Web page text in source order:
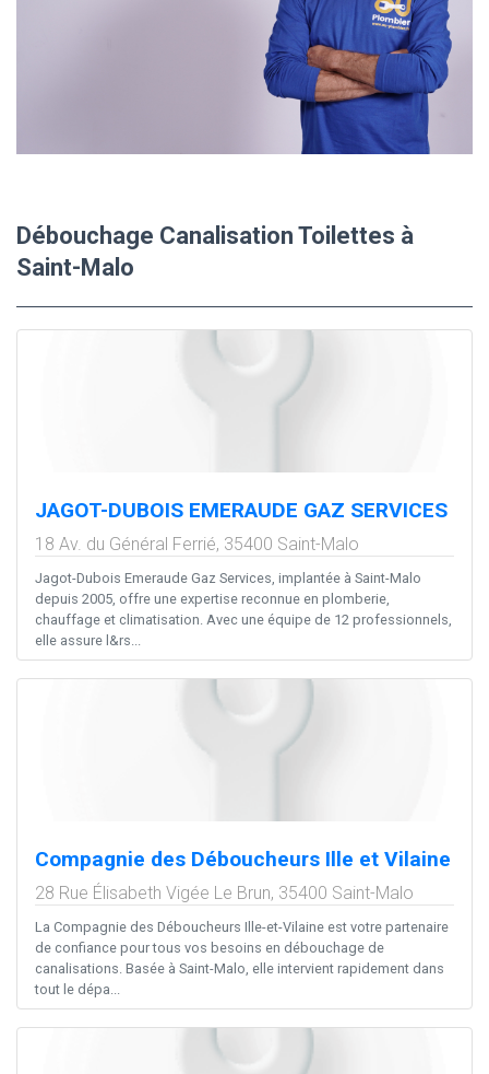
Débouchage Canalisation Toilettes à
Saint-Malo
JAGOT-DUBOIS EMERAUDE GAZ SERVICES
18 Av. du Général Ferrié, 35400 Saint-Malo
Jagot-Dubois Emeraude Gaz Services, implantée à Saint-Malo
depuis 2005, offre une expertise reconnue en plomberie,
chauffage et climatisation. Avec une équipe de 12 professionnels,
elle assure l&rs...
Compagnie des Déboucheurs Ille et Vilaine
28 Rue Élisabeth Vigée Le Brun, 35400 Saint-Malo
La Compagnie des Déboucheurs Ille-et-Vilaine est votre partenaire
de confiance pour tous vos besoins en débouchage de
canalisations. Basée à Saint-Malo, elle intervient rapidement dans
tout le dépa...